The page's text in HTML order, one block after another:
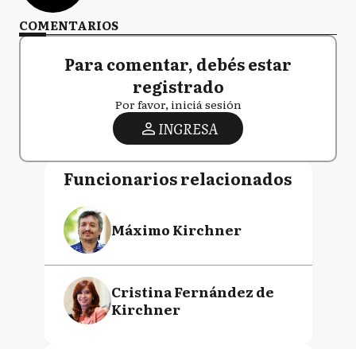
COMENTARIOS
Para comentar, debés estar
registrado
Por favor, iniciá sesión
INGRESA
Funcionarios relacionados
Máximo Kirchner
Cristina Fernández de
Kirchner